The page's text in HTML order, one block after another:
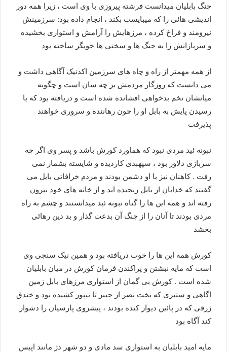
جنگ بابلیان میدانست فرشته پیروزی با وی است ، زیرا همه دور
اندیشی هائی را که میبایست بکند ، انجام داده بود: سرزمینش
نیرومند و فراخ کرده ، مرزهایش را آرامش و استواری بخشیده
و سربازانش را به جنگ ها و سختی ها خویگر ساخته بود
از همه مهمتر از راه و چاه های سرزمین اکدنیک آگاهی داشت و
می دانست که روزگار مردمش بر چه سان است و چگونه
میانشان تخم بدخواهی افشانده شده است و دریافته بود که با
رسیدن پایش به بابل او را چون رهاننده و سروری خواهند
پذیرفت
نبونه ئید مردی نبود که هماورد کورش باشد و پسر وی اگر چه
سربازی دلاور بود ، سپهبدی کاردیده و شایسته بشمار نمی
رفت . کاهنان نیز با او دشمن بودند و مردم خرافاتی بابل می
گفتند که خدایان از بابل رنجیده اند و از خانه های خود بیرون
رفته اند و همه این ها را گناه نبونه ئید میدانستند و چشم به راه
مردی بودند تا آنان را از چنگ آن بدعت گذار و بد دین رهائی
بخشد
کورش همه این ها را خوب دریافته بود و همین نیک سنجی وی
است که مایه نبشتن و پراکندن فرمان کورش در میان بابلیان
شده است . کورش بی گمان از استواری مرزهای بابل زمین
اگاهی و ستبری که بخت نصر از جیبر تا نیپور کشیده بود و خندق
ژرفی که در پائین دیوار کنده بودند ، پیشروی پارسیان را دشوار
کند آگاه بود
مایه امید بابلیان به استواری سد مادی و دو شهر دژ مانند اپیس